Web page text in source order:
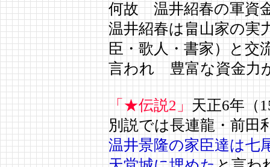
何故 温井紹春の軍資
温井紹春は畠山家の実
臣・歌人・書家）と交
言われ 豊富な資金力
「★伝説2」天正6年（
別説では長連龍・前田
温井景隆の家臣達は七